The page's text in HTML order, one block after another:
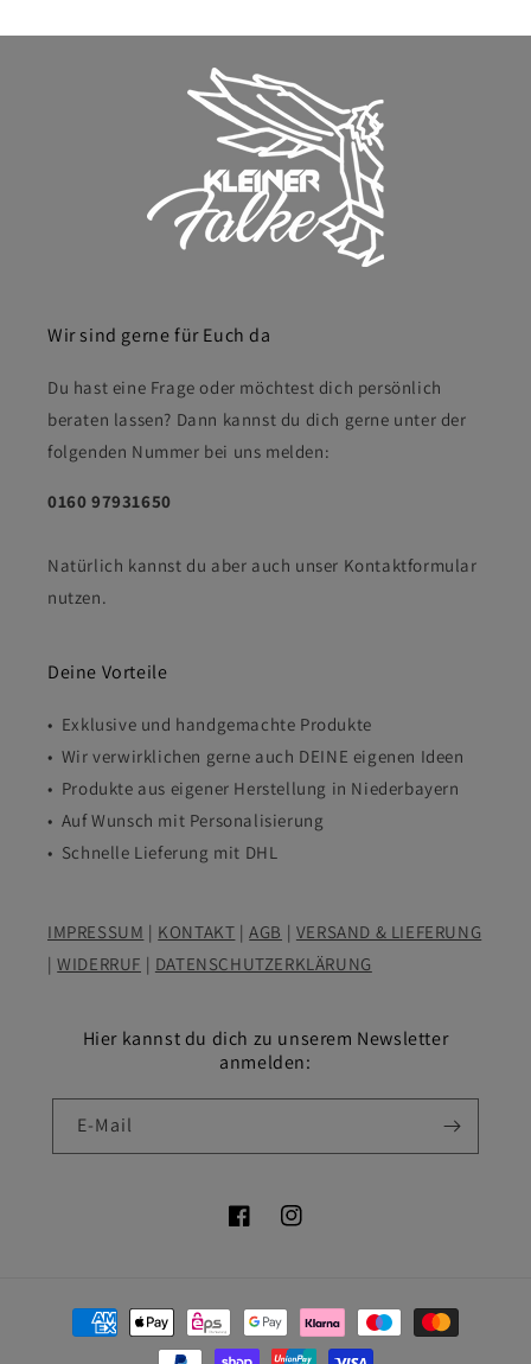
Wir sind gerne für Euch da
Du hast eine Frage oder möchtest dich persönlich
beraten lassen? Dann kannst du dich gerne unter der
folgenden Nummer bei uns melden:
0160 97931650
Natürlich kannst du aber auch unser Kontaktformular
nutzen.
Deine Vorteile
• Exklusive und handgemachte Produkte
• Wir verwirklichen gerne auch DEINE eigenen Ideen
• Produkte aus eigener Herstellung in Niederbayern
• Auf Wunsch mit Personalisierung
• Schnelle Lieferung mit DHL
IMPRESSUM | KONTAKT |AGB | VERSAND & LIEFERUNG
|WIDERRUF | DATENSCHUTZERKLÄRUNG
Hier kannst du dich zu unserem Newsletter
anmelden:
E-Mail
FacebookInstagram
Zahlungsmethoden